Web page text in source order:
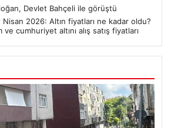
Devlet Bahçeli ile görüştü
Nisan 2026: Altın fiyatları ne kadar oldu?
cumhuriyet altını alış satış fiyatları